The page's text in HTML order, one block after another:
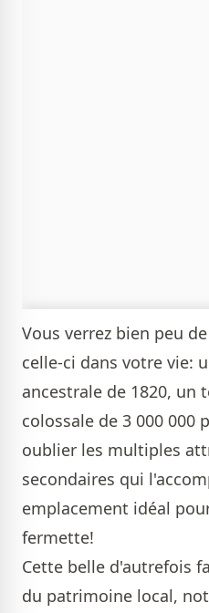
Vous verrez bien peu
celle-ci dans votre vie:
ancestrale de 1820, un
colossale de 3 000 000
oublier les multiples
secondaires qui
emplacement idéal
fermette!
Cette belle d'autrefois
du patrimoine local,